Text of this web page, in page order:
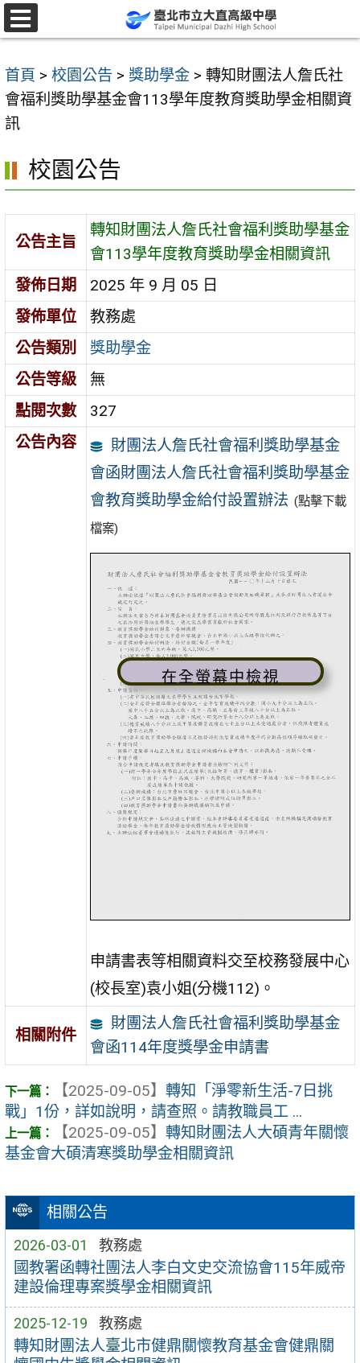
跳
至
要
內
容
首頁 > 校園公告 > 獎助學金 > 轉知財團法人詹氏社
會福利獎助學基金會113學年度教育獎助學金相關資
訊
相關公告
2026-03-01 教務處
國教署函轉社團法人李白文史交流協會115年威帝
建設倫理專案獎學金相關資訊
2025-12-19 教務處
轉知財團法人臺北市健鼎關懷教育基金會健鼎關
校園公告
公告主旨
轉知財團法人詹氏社會福利獎助學基金
會113學年度教育獎助學金相關資訊
發佈日期
2025 年 9 月 05 日
發佈單位
教務處
公告類別
獎助學金
公告等級
無
點閱次數
327
公告內容
財團法人詹氏社會福利獎助學基金
會函財團法人詹氏社會福利獎助學基金
會教育獎助學金給付設置辦法 (點擊下載
檔案)
在全螢幕中檢視
申請書表等相關資料交至校務發展中心
(校長室)袁小姐(分機112)。
相關附件
財團法人詹氏社會福利獎助學基金
會函114年度獎學金申請書
【2025-09-05】 轉知「淨零新生活-7日挑
戰」1份，詳如說明，請查照。請教職員工 ...
【2025-09-05】 轉知財團法人大碩青年關懷
基金會大碩清寒獎助學金相關資訊
選
單